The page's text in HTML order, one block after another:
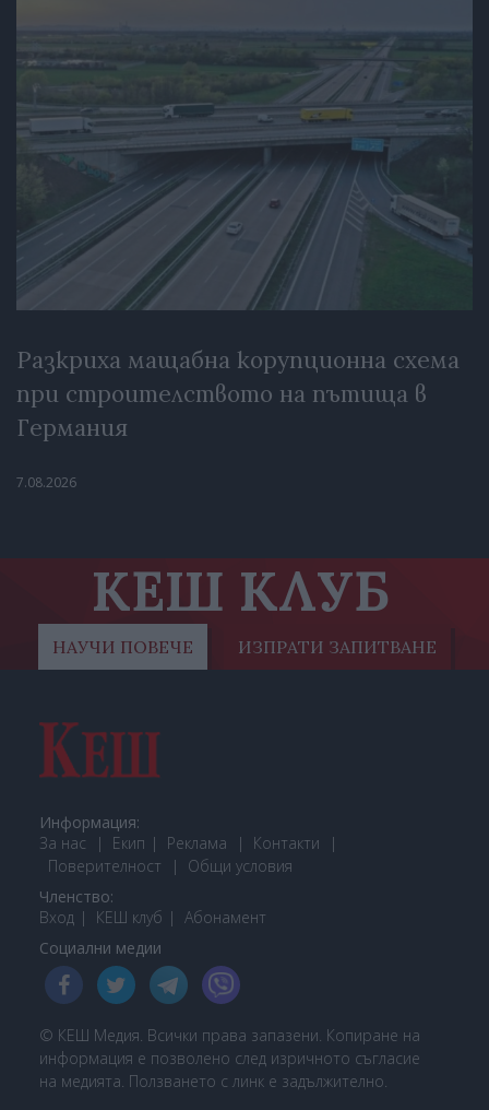
Разкриха мащабна корупционна схема
при строителството на пътища в
Германия
7.08.2026
КЕШ КЛУБ
НАУЧИ ПОВЕЧЕ ИЗПРАТИ ЗАПИТВАНЕ
Информация:
За нас
Екип Реклама
Контакти
Поверителност
Общи условия
Членство:
Вход
КЕШ клуб Абонамент
Социални медии
© КЕШ Медия. Всички права запазени. Копиране на
информация е позволено след изричното съгласие
на медията. Ползването с линк е задължително.